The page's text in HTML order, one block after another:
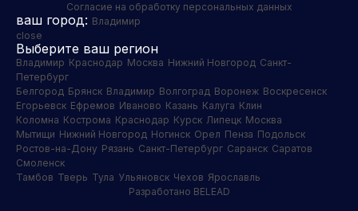
Согласие на обработку персональных данных
ваш город: Владимир
close
Выберите ваш регион
Владимир Краснодар Москва Нижний Новгород Санкт-
Петербург
Белгород Брянск Владимир Волгоград Воронеж Воскресенск
Егорьевск Ефремов Иваново Казань Калуга Клин
Коломна Кострома Краснодар Курск Липецк Москва
Мытищи Нижний Новгород Ногинск Орел Пенза Подольск
Ростов-на-Дону Рязань Санкт-Петербург Саранск Саратов
Смоленск
Тамбов Тверь Тула Ульяновск Чехов Ярославль
Разработано BELEAD